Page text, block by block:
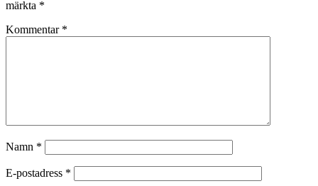
märkta *
Kommentar *
Namn *
E-postadress *